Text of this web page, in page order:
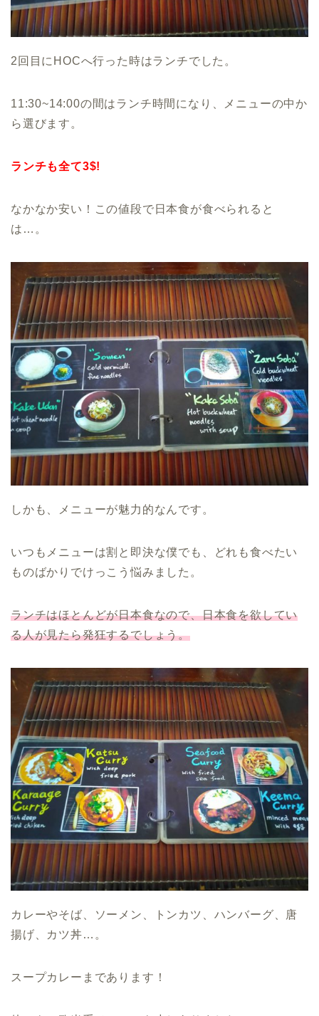
2回目にHOCへ行った時はランチでした。
11:30~14:00の間はランチ時間になり、メニューの中か
ら選びます。
ランチも全て3$!
なかなか安い！この値段で日本食が食べられると
は…。
しかも、メニューが魅力的なんです。
いつもメニューは割と即決な僕でも、どれも食べたい
ものばかりでけっこう悩みました。
ランチはほとんどが日本食なので、日本食を欲してい
る人が見たら発狂するでしょう。
カレーやそば、ソーメン、トンカツ、ハンバーグ、唐
揚げ、カツ丼…。
スープカレーまであります！